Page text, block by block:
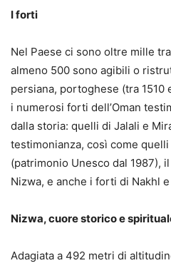
I forti
Nel Paese ci sono oltre mille
almeno 500 sono agibili o
persiana, portoghese (tra 1510
i numerosi forti dell’Oman
dalla storia: quelli di Jalali e
testimonianza, così come
(patrimonio Unesco dal 1987),
Nizwa, e anche i forti di Nakhl
Nizwa, cuore storico e
Adagiata a 492 metri di